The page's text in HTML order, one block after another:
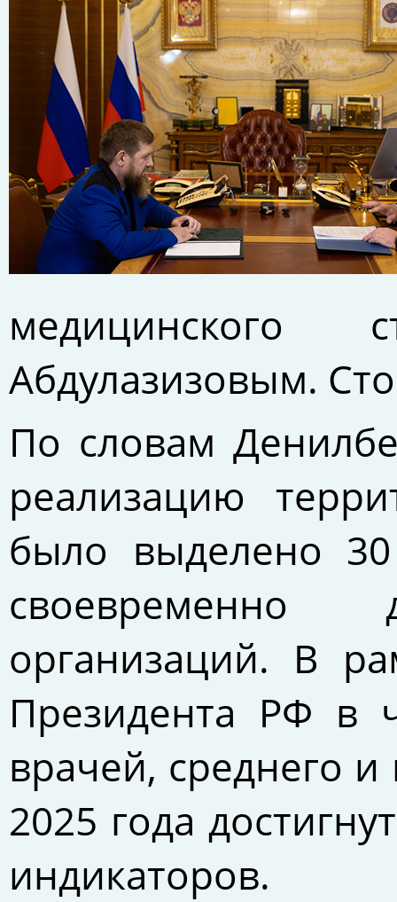
медицинского
Абдулазизовым.
По словам
реализацию
было выделено
организаций. В
Президента РФ в
врачей, среднего
2025 года
индикаторов.